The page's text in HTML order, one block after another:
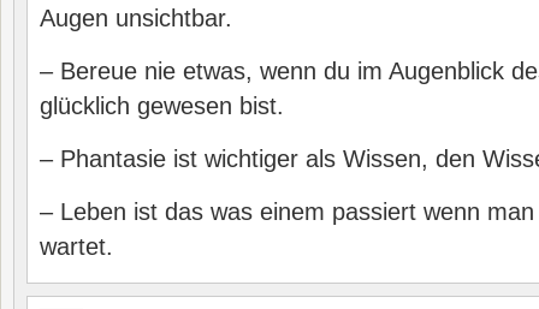
Augen unsichtbar.
– Bereue nie etwas, wenn du im Augenblick
glücklich gewesen bist.
– Phantasie ist wichtiger als Wissen, den
– Leben ist das was einem passiert wenn
wartet.